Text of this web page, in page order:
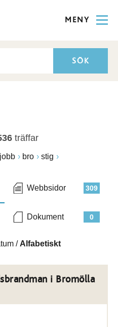
MENY
träffar
bro stig
309
Webbsidor
0
Dokument
/ Alfabetiskt
i Bromölla